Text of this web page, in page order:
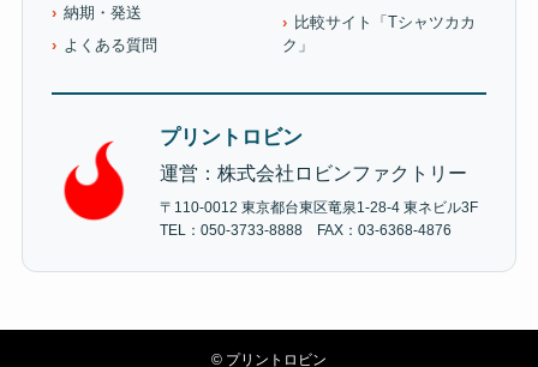
納期・発送
よくある質問
比較サイト「Tシャツカカ
ク」
プリントロビン
運営：株式会社ロビンファクトリー
〒110-0012 東京都台東区竜泉1-28-4 東ネビル3F
TEL：050-3733-8888 FAX：03-6368-4876
© プリントロビン